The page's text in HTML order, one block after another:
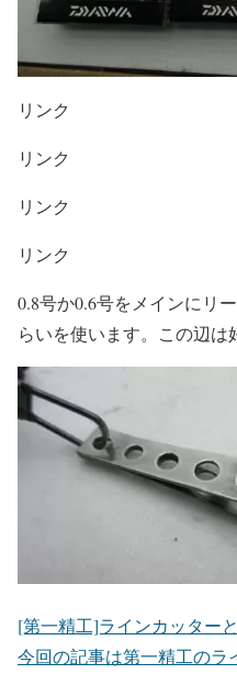
リンク
リンク
リンク
リンク
0.8号か0.6号をメインにリ
らいを使います。この辺は
[第一精工]ラインカッター
今回の記事は第一精工のラ